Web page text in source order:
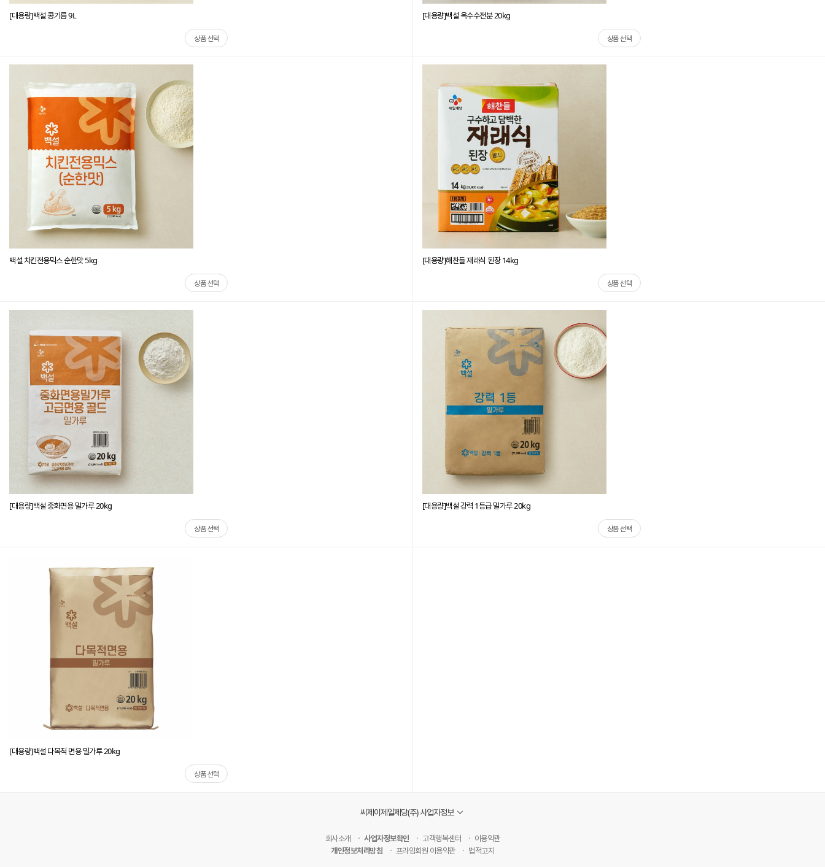
[대용량]백설 콩기름 9L
상품 선택
[대용량]백설 옥수수전분 20kg
상품 선택
백설 치킨전용믹스 순한맛 5kg
상품 선택
[대용량]해찬들 재래식 된장 14kg
상품 선택
[대용량]백설 중화면용 밀가루 20kg
상품 선택
[대용량]백설 강력 1등급 밀가루 20kg
상품 선택
[대용량]백설 다목적 면용 밀가루 20kg
상품 선택
씨제이제일제당(주) 사업자정보
회사소개 사업자정보확인 고객행복센터
이용약관
개인정보처리방침
프라임회원 이용약관 법적고지